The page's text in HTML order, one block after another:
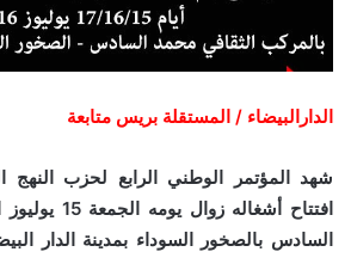
الدارالبيضاء / المستقلة بريس متابعة
شهد المؤتمر الوطني الرابع لحزب النهج
افتتاح
السادس بالصخور السوداء بمدينة الدار